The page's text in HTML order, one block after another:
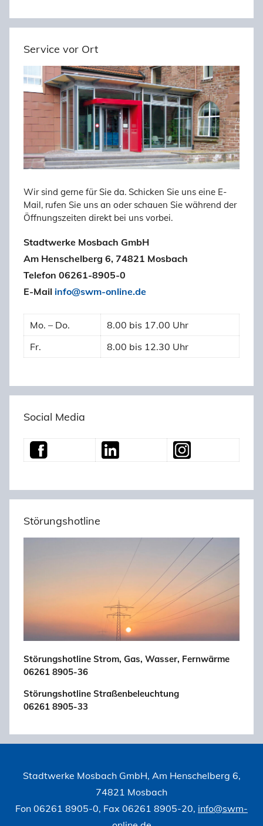
Service vor Ort
Wir sind gerne für Sie da. Schicken Sie uns eine E-
Mail, rufen Sie uns an oder schauen Sie während der
Öffnungszeiten direkt bei uns vorbei.
Stadtwerke Mosbach GmbH
Am Henschelberg 6, 74821 Mosbach
Telefon 06261-8905-0
E-Mail info@swm-online.de
Mo. – Do.
8.00 bis 17.00 Uhr
Fr.
8.00 bis 12.30 Uhr
Social Media
Störungshotline
Störungshotline Strom, Gas, Wasser, Fernwärme
06261 8905-36
Störungshotline Straßenbeleuchtung
06261 8905-33
Stadtwerke Mosbach GmbH, Am Henschelberg 6,
74821 Mosbach
Fon 06261 8905-0, Fax 06261 8905-20, info@swm-